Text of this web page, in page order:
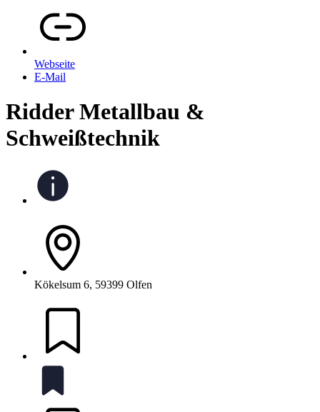
Webseite
E-Mail
Ridder Metallbau &
Schweißtechnik
Kökelsum 6, 59399 Olfen